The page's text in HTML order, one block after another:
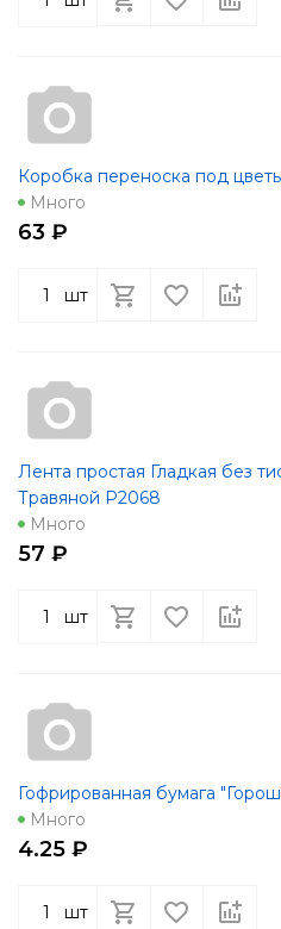
Коробка переноска под
Много
63 ₽
шт
Лента простая Гладкая без
Травяной Р2068
Много
57 ₽
шт
Гофрированная бумага
Много
4.25 ₽
шт